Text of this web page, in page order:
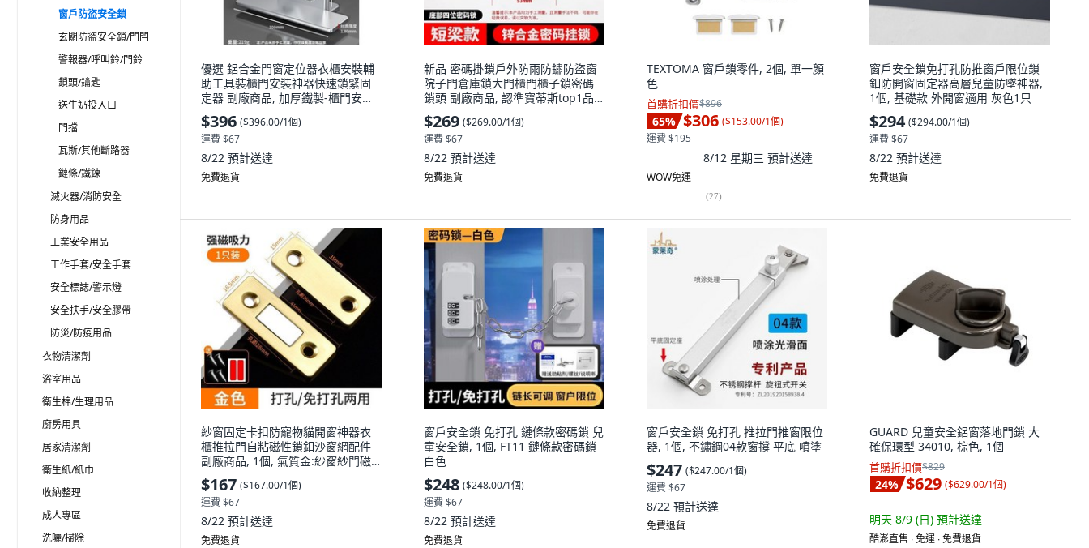
窗戶防盜安全鎖
玄關防盜安全鎖/門閂
警報器/呼叫鈴/門鈴
鎖頭/鑰匙
送牛奶投入口
門擋
瓦斯/其他斷路器
鏈條/鐵鍊
滅火器/消防安全
防身用品
工業安全用品
工作手套/安全手套
安全標誌/警示燈
安全扶手/安全膠帶
防災/防疫用品
衣物清潔劑
浴室用品
衛生棉/生理用品
廚房用具
居家清潔劑
衛生紙/紙巾
收納整理
成人專區
洗曬/掃除
優選 鋁合金門窗定位器衣櫃安裝輔
助工具裝櫃門安裝神器快速鎖緊固
定器 副廠商品, 加厚鐵製-櫃門安裝
神器 1個裝 ,無規格, 1個
$396 ($396.00/1個)
運費 $67
8/22 預計送達
免費退貨
新品 密碼掛鎖戶外防雨防鏽防盜窗
院子門倉庫鎖大門櫃門櫃子鎖密碼
鎖頭 副廠商品, 認準寶蒂斯top1品
牌鎖 銀色-短樑款, 1個
$269 ($269.00/1個)
運費 $67
8/22 預計送達
免費退貨
TEXTOMA 窗戶鎖零件, 2個, 單一顏
色
首購折扣價$896
65% $306 ($153.00/1個)
運費 $195
8/12 星期三 預計送達
WOW免運
(27)
窗戶安全鎖免打孔防推窗戶限位鎖
釦防開窗固定器高層兒童防墜神器,
1個, 基礎款 外開窗適用 灰色1只
$294 ($294.00/1個)
運費 $67
8/22 預計送達
免費退貨
紗窗固定卡扣防寵物貓開窗神器衣
櫃推拉門自粘磁性鎖釦沙窗網配件
副廠商品, 1個, 氣質金:紗窗紗門磁
吸貼, 升級款 1套裝
$167 ($167.00/1個)
運費 $67
8/22 預計送達
免費退貨
窗戶安全鎖 免打孔 鏈條款密碼鎖 兒
童安全鎖, 1個, FT11 鏈條款密碼鎖
白色
$248 ($248.00/1個)
運費 $67
8/22 預計送達
免費退貨
窗戶安全鎖 免打孔 推拉門推窗限位
器, 1個, 不鏽鋼04款窗撐 平底 噴塗
$247 ($247.00/1個)
運費 $67
8/22 預計送達
免費退貨
GUARD 兒童安全鋁窗落地門鎖 大
確保環型 34010, 棕色, 1個
首購折扣價$829
24% $629 ($629.00/1個)
明天 8/9 (日) 預計送達
酷澎直售 ∙ 免運 ∙ 免費退貨